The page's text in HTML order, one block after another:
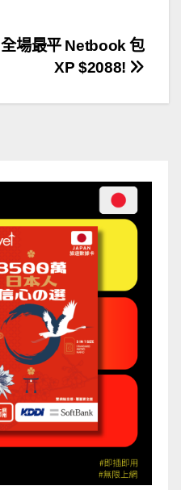
全場最平 Netbook 包
XP $2088!